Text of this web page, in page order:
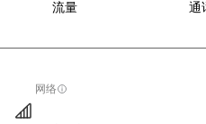
流量 通
网络